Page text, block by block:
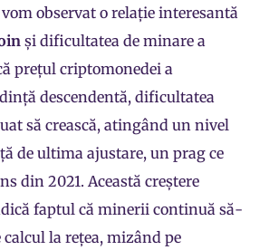
observat o relație interesantă
și dificultatea de minare a
prețul criptomonedei a
descendentă, dificultatea
să crească, atingând un nivel
de ultima ajustare, un prag ce
din 2021. Această creștere
faptul că minerii continuă să-
la rețea, mizând pe